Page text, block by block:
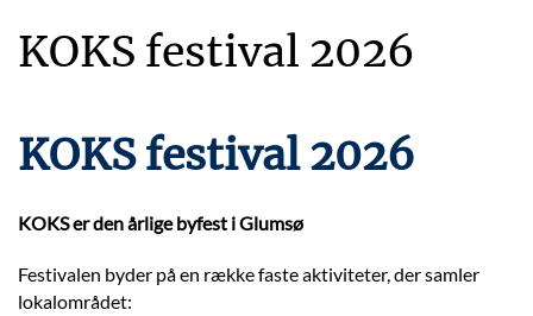
KOKS festival 2026
KOKS festival 2026
KOKS er den årlige byfest i Glumsø
Festivalen byder på en række faste aktiviteter, der samler
lokalområdet: